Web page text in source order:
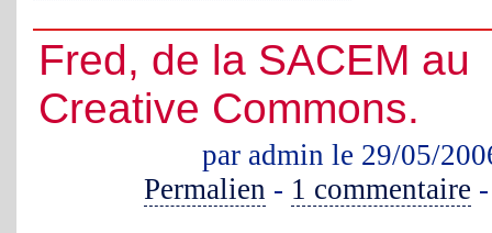
Fred, de la SACEM au
Creative Commons.
par admin le 29/05/
Permalien - 1 commentaire